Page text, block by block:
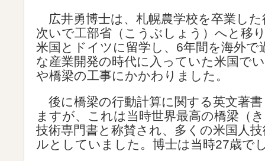
広井勇博士は、札幌農学校を卒業した
次いで工部省（こうぶしょう）へと移
米国とドイツに留学し、6年間を海外で
な産業開発の時代に入っていた米国で
や橋梁の工事にかかわりました。
後に橋梁の行動計算に関する英文著
ますが、これは当時世界最高の橋梁（
技術専門書と称賛され、多くの米国人
ルとしていました。博士は当時27歳で